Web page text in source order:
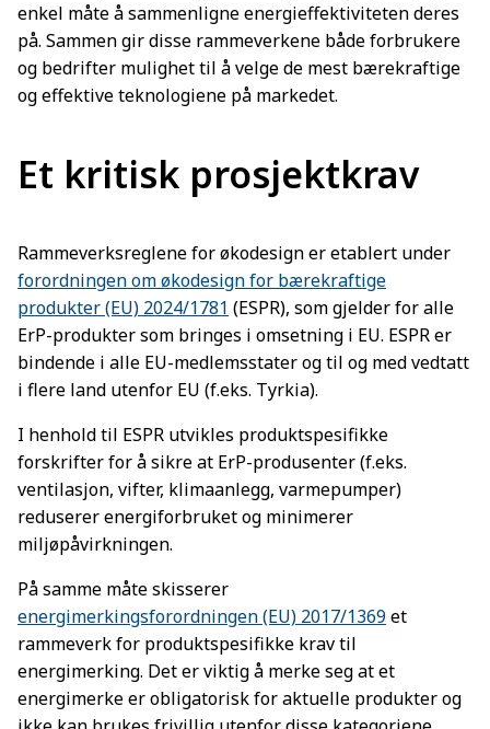
enkel måte å sammenligne energieffektiviteten deres
på. Sammen gir disse rammeverkene både forbrukere
og bedrifter mulighet til å velge de mest bærekraftige
og effektive teknologiene på markedet.
Et kritisk prosjektkrav
Rammeverksreglene for økodesign er etablert under
forordningen om økodesign for bærekraftige
produkter (EU) 2024/1781 (ESPR), som gjelder for alle
ErP-produkter som bringes i omsetning i EU. ESPR er
bindende i alle EU-medlemsstater og til og med vedtatt
i flere land utenfor EU (f.eks. Tyrkia).
I henhold til ESPR utvikles produktspesifikke
forskrifter for å sikre at ErP-produsenter (f.eks.
ventilasjon, vifter, klimaanlegg, varmepumper)
reduserer energiforbruket og minimerer
miljøpåvirkningen.
På samme måte skisserer
energimerkingsforordningen (EU) 2017/1369et
rammeverk for produktspesifikke krav til
energimerking. Det er viktig å merke seg at et
energimerke er obligatorisk for aktuelle produkter og